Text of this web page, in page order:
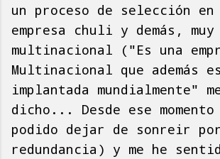
un proceso de selección en
empresa chuli y demás, muy
multinacional ("Es una
Multinacional que además
implantada mundialmente"
dicho... Desde ese momento
podido dejar de sonreir
redundancia) y me he